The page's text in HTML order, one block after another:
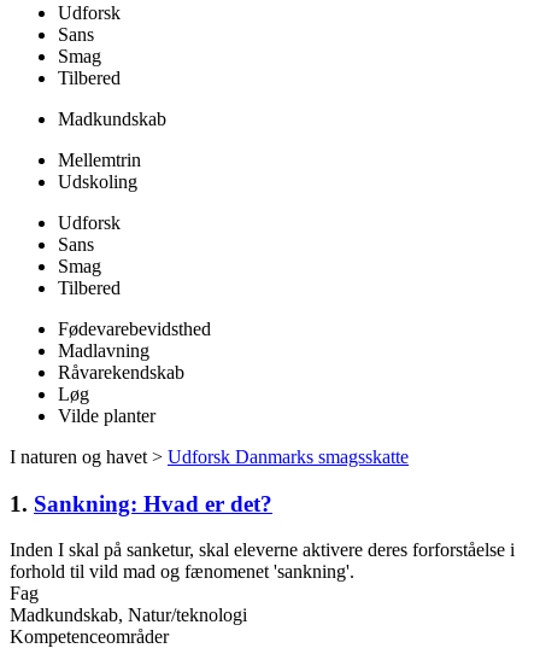
Udforsk
Sans
Smag
Tilbered
Madkundskab
Mellemtrin
Udskoling
Udforsk
Sans
Smag
Tilbered
Fødevarebevidsthed
Madlavning
Råvarekendskab
Løg
Vilde planter
I naturen og havet > Udforsk Danmarks smagsskatte
1. Sankning: Hvad er det?
Inden I skal på sanketur, skal eleverne aktivere deres forforståelse i
forhold til vild mad og fænomenet 'sankning'.
Fag
Madkundskab, Natur/teknologi
Kompetenceområder